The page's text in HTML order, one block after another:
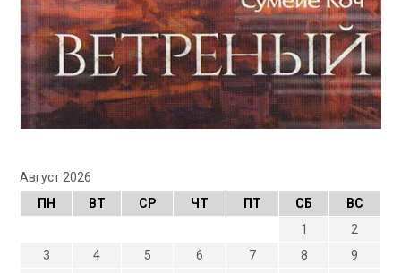
Август 2026
ПН
ВТ СР ЧТ ПТ СБ
ВС
1
2
3
4 5 6 7 8
9